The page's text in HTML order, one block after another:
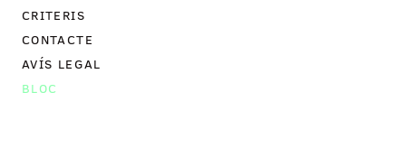
CRITERIS
CONTACTE
AVÍS LEGAL
BLOC